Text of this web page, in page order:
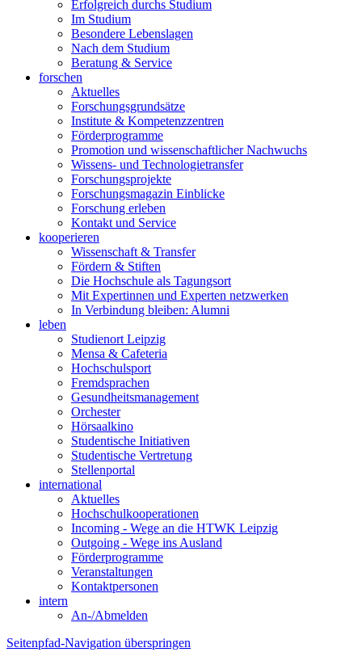
Erfolgreich durchs Studium
Im Studium
Besondere Lebenslagen
Nach dem Studium
Beratung & Service
forschen
Aktuelles
Forschungsgrundsätze
Institute & Kompetenzzentren
Förderprogramme
Promotion und wissenschaftlicher Nachwuchs
Wissens- und Technologietransfer
Forschungsprojekte
Forschungsmagazin Einblicke
Forschung erleben
Kontakt und Service
kooperieren
Wissenschaft & Transfer
Fördern & Stiften
Die Hochschule als Tagungsort
Mit Expertinnen und Experten netzwerken
In Verbindung bleiben: Alumni
leben
Studienort Leipzig
Mensa & Cafeteria
Hochschulsport
Fremdsprachen
Gesundheitsmanagement
Orchester
Hörsaalkino
Studentische Initiativen
Studentische Vertretung
Stellenportal
international
Aktuelles
Hochschulkooperationen
Incoming - Wege an die HTWK Leipzig
Outgoing - Wege ins Ausland
Förderprogramme
Veranstaltungen
Kontaktpersonen
intern
An-/Abmelden
Seitenpfad-Navigation überspringen